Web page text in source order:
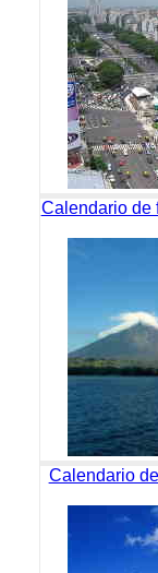
Calendario de
Calendario